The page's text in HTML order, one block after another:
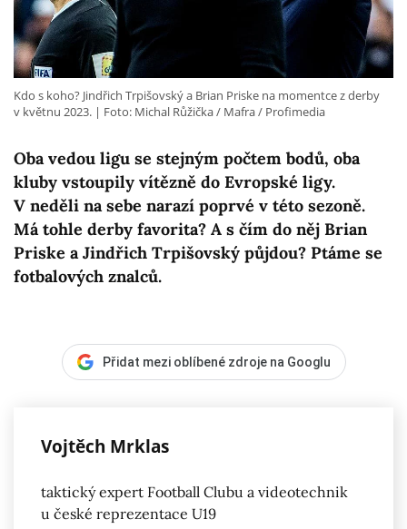
Oba vedou ligu se stejným počtem bodů, oba
kluby vstoupily vítězně do Evropské ligy.
V neděli na sebe narazí poprvé v této sezoně.
Má tohle derby favorita? A s čím do něj Brian
Priske a Jindřich Trpišovský půjdou? Ptáme se
fotbalových znalců.
Kdo s koho? Jindřich Trpišovský a Brian Priske na momentce z derby
v květnu 2023.
Foto: Michal Růžička / Mafra / Profimedia
Přidat mezi oblíbené zdroje na Googlu
Vojtěch Mrklas
taktický expert Football Clubu a videotechnik
u české reprezentace U19